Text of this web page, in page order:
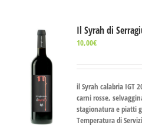
Il Syrah di
10,00€
il Syrah calabria IGT
carni rosse,
stagionatura e piatti
Temperatura di